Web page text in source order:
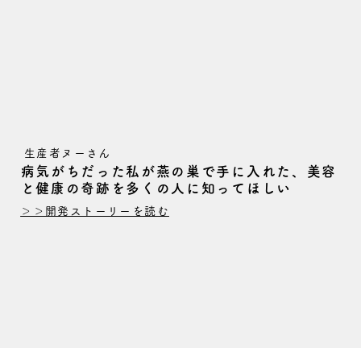
生産者ヌーさん
病気がちだった私が燕の巣で手に入れた、美容
と健康の奇跡を多くの人に知ってほしい
＞＞開発ストーリーを読む